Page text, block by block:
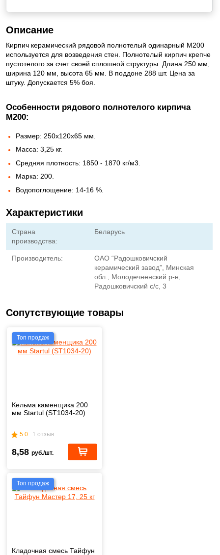
Описание
Кирпич керамический рядовой полнотелый одинарный М200
используется для возведения стен. Полнотелый кирпич крепче
пустотелого за счет своей сплошной структуры. Длина 250 мм,
ширина 120 мм, высота 65 мм. В поддоне 288 шт. Цена за
штуку. Допускается 5% боя.
Особенности рядового полнотелого кирпича
М200:
Размер: 250х120х65 мм.
Масса: 3,25 кг.
Средняя плотность: 1850 - 1870 кг/м3.
Марка: 200.
Водопоглощение: 14-16 %.
Характеристики
Страна
производства:
Беларусь
Производитель:
ОАО “Радошковичский
керамический завод”, Минская
обл., Молодечненский р-н,
Радошковичский с/с, 3
Сопутствующие товары
Топ продаж
Кельма каменщика 200
мм Startul (ST1034-20)
5.0 1 отзыв
8,58 руб./шт.
Топ продаж
Кладочная смесь Тайфун